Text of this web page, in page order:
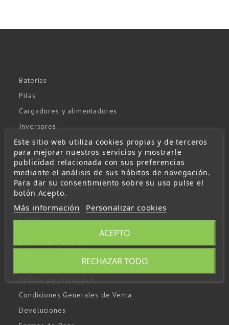
Baterías
Pilas
Cargadores y alimentadores
Inversores
Linternas
Arrancadores y booster
Paneles solares
Estaciones de energía portátiles
Envíos
Política de Cookies
Política de Privacidad
Condiciones Generales de Venta
Devoluciones
Este sitio web utiliza cookies propias y de terceros
para mejorar nuestros servicios y mostrarle
publicidad relacionada con sus preferencias
mediante el análisis de sus hábitos de navegación.
Para dar su consentimiento sobre su uso pulse el
botón Acepto.
Más información Personalizar cookies
RECHAZAR TODO
ACEPTO